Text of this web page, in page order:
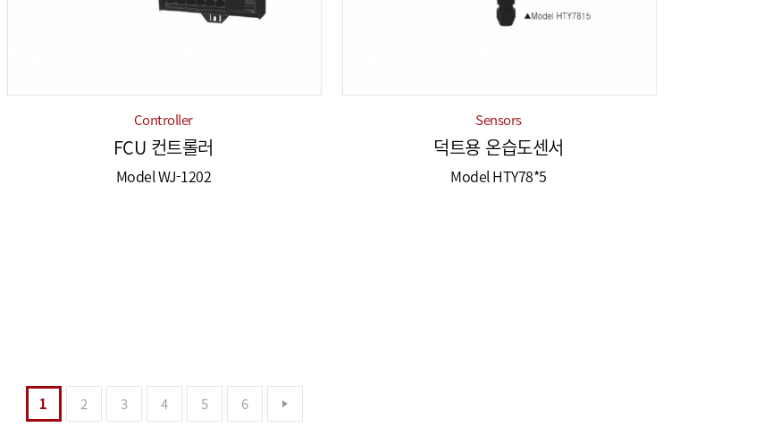
Controller
FCU 컨트롤러
Model WJ-1202
Sensors
덕트용 온습도센서
Model HTY78*5
1 2 3 4 5 6